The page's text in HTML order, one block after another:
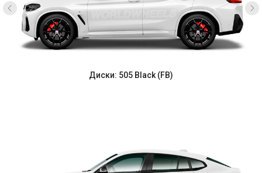
Диски: 505 Black (FB)